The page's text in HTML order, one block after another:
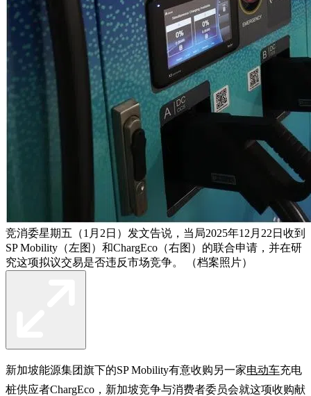
竞消委星期五（1月2日）发文告说，当局2025年12月22日收到
SP Mobility（左图）和ChargEco（右图）的联合申请，并在研
究这项拟议交易是否违反市场竞争。 （档案照片）
新加坡能源集团旗下的SP Mobility有意收购另一家电动车充电
桩供应者ChargEco，新加坡竞争与消费者委员会就这项收购献